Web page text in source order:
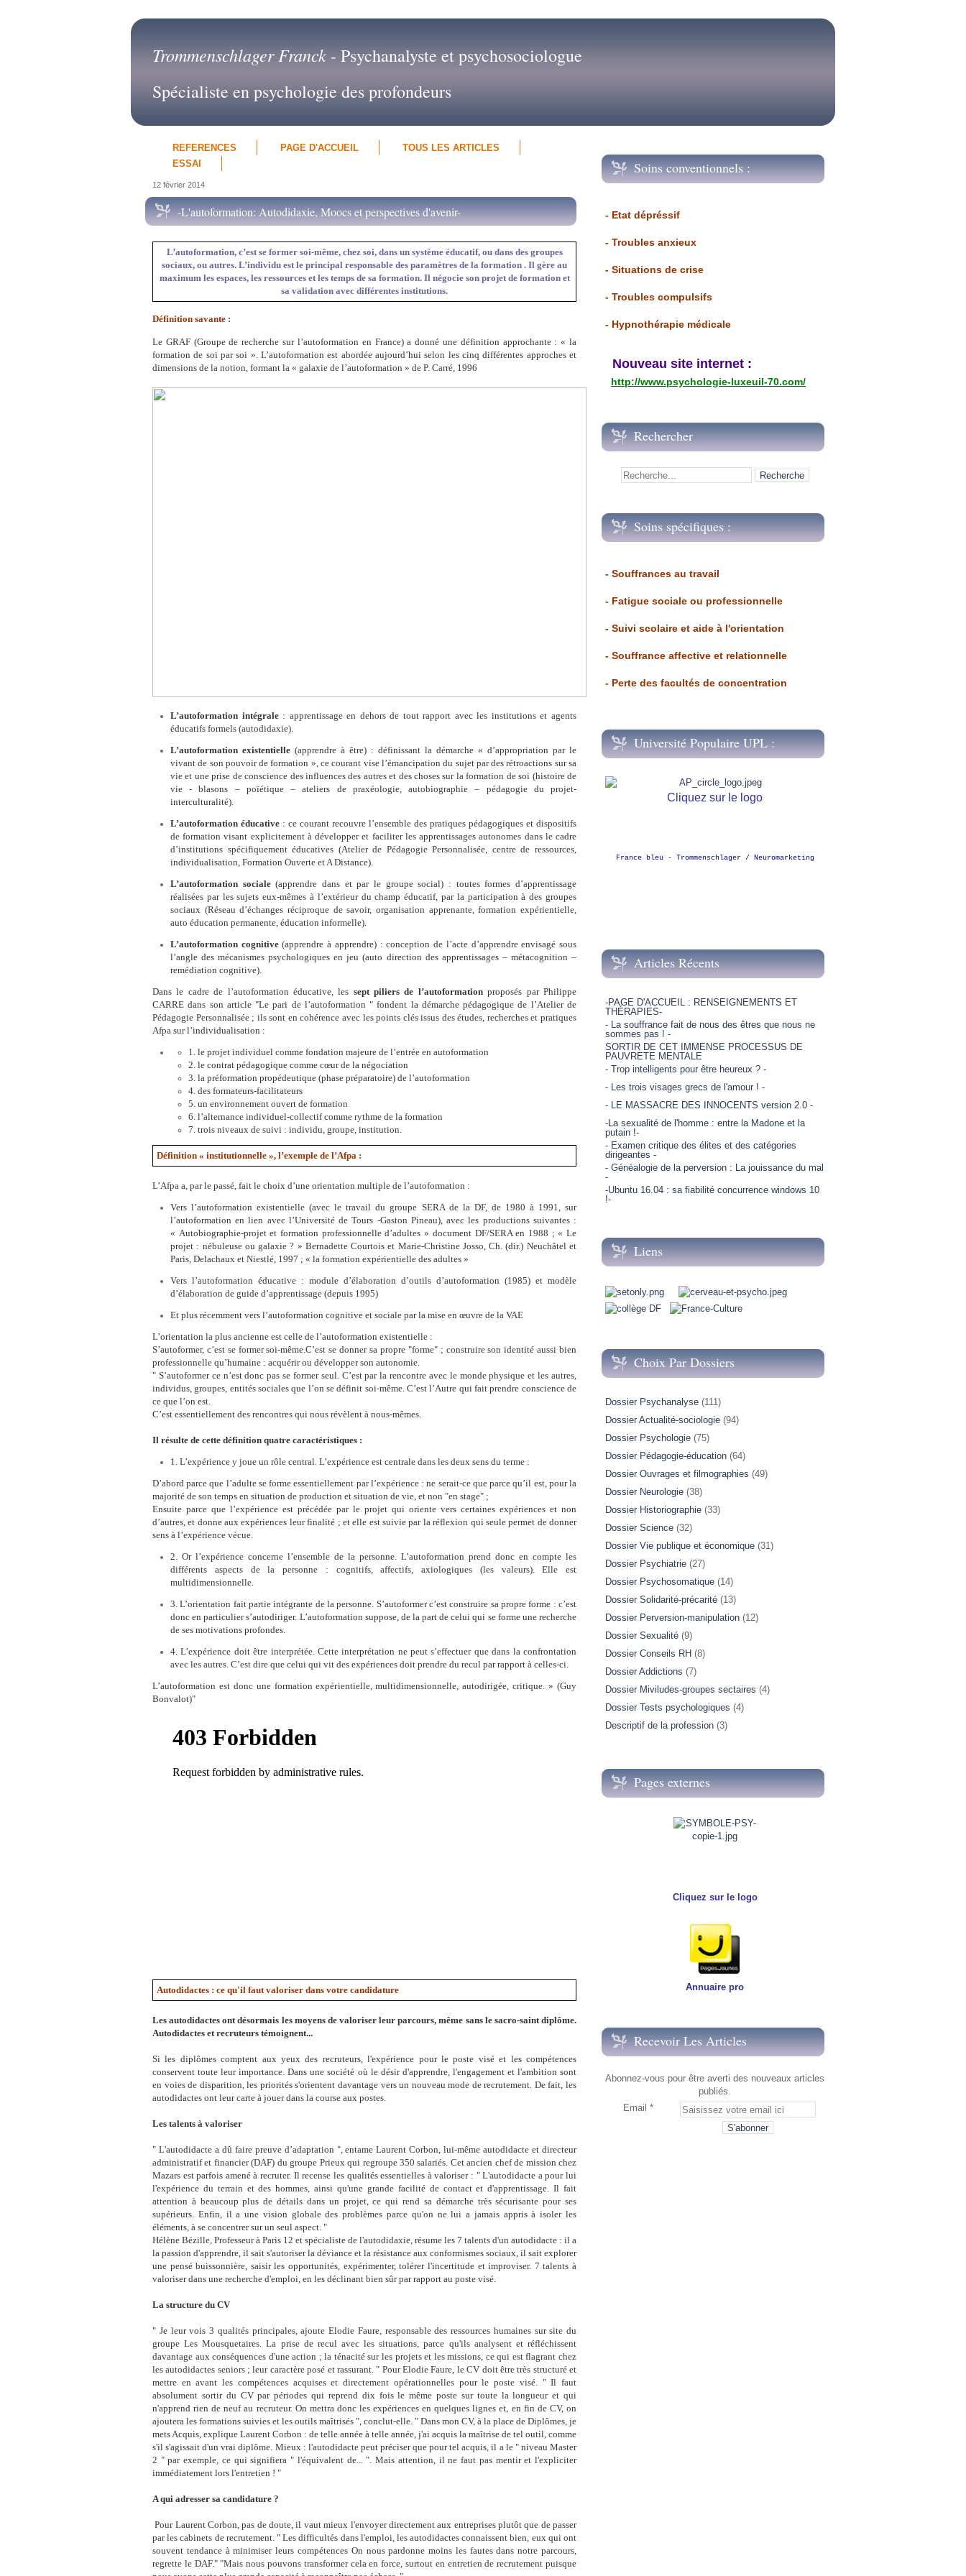
Trommenschlager Franck- Psychanalyste et psychosociologue
Spécialiste en psychologie des profondeurs
REFERENCES PAGE D'ACCUEIL
TOUS LES ARTICLES
ESSAI
12 février 2014
-L'autoformation: Autodidaxie, Moocs et perspectives d'avenir-
L’autoformation, c’est se former soi-même, chez soi, dans un système éducatif, ou dans des groupes
sociaux, ou autres. L’individu est le principal responsable des paramètres de la formation . Il gère au
maximum les espaces, les ressources et les temps de sa formation. Il négocie son projet de formation et
sa validation avec différentes institutions.
Définition savante :
Le GRAF (Groupe de recherche sur l’autoformation en France) a donné une définition approchante : « la
formation de soi par soi ». L’autoformation est abordée aujourd’hui selon les cinq différentes approches et
dimensions de la notion, formant la « galaxie de l’autoformation » de P. Carré, 1996
L’autoformation intégrale: apprentissage en dehors de tout rapport avec les institutions et agents
éducatifs formels (autodidaxie).
L’autoformation existentielle (apprendre à être) : définissant la démarche « d’appropriation par le
vivant de son pouvoir de formation », ce courant vise l’émancipation du sujet par des rétroactions sur sa
vie et une prise de conscience des influences des autres et des choses sur la formation de soi (histoire de
vie - blasons – poïétique – ateliers de praxéologie, autobiographie – pédagogie du projet-
interculturalité).
L’autoformation éducative : ce courant recouvre l’ensemble des pratiques pédagogiques et dispositifs
de formation visant explicitement à développer et faciliter les apprentissages autonomes dans le cadre
d’institutions spécifiquement éducatives (Atelier de Pédagogie Personnalisée, centre de ressources,
individualisation, Formation Ouverte et A Distance).
L’autoformation sociale(apprendre dans et par le groupe social) : toutes formes d’apprentissage
réalisées par les sujets eux-mêmes à l’extérieur du champ éducatif, par la participation à des groupes
sociaux (Réseau d’échanges réciproque de savoir, organisation apprenante, formation expérientielle,
auto éducation permanente, éducation informelle).
L’autoformation cognitive(apprendre à apprendre) : conception de l’acte d’apprendre envisagé sous
l’angle des mécanismes psychologiques en jeu (auto direction des apprentissages – métacognition –
remédiation cognitive).
Dans le cadre de l’autoformation éducative, les sept piliers de l’autoformationproposés par Philippe
CARRE dans son article "Le pari de l’autoformation " fondent la démarche pédagogique de l’Atelier de
Pédagogie Personnalisée ; ils sont en cohérence avec les points clés issus des études, recherches et pratiques
Afpa sur l’individualisation :
1. le projet individuel comme fondation majeure de l’entrée en autoformation
2. le contrat pédagogique comme cœur de la négociation
3. la préformation propédeutique (phase préparatoire) de l’autoformation
4. des formateurs-facilitateurs
5. un environnement ouvert de formation
6. l’alternance individuel-collectif comme rythme de la formation
7. trois niveaux de suivi : individu, groupe, institution.
Définition « institutionnelle », l’exemple de l’Afpa :
L’Afpa a, par le passé, fait le choix d’une orientation multiple de l’autoformation :
Vers l’autoformation existentielle (avec le travail du groupe SERA de la DF, de 1980 à 1991, sur
l’autoformation en lien avec l’Université de Tours -Gaston Pineau), avec les productions suivantes :
« Autobiographie-projet et formation professionnelle d’adultes » document DF/SERA en 1988 ; « Le
projet : nébuleuse ou galaxie ? » Bernadette Courtois et Marie-Christine Josso, Ch. (dir.) Neuchâtel et
Paris, Delachaux et Niestlé, 1997 ; « la formation expérientielle des adultes »
Vers l’autoformation éducative : module d’élaboration d’outils d’autoformation (1985) et modèle
d’élaboration de guide d’apprentissage (depuis 1995)
Et plus récemment vers l’autoformation cognitive et sociale par la mise en œuvre de la VAE
L’orientation la plus ancienne est celle de l’autoformation existentielle :
S’autoformer, c’est se former soi-même.C’est se donner sa propre "forme" ; construire son identité aussi bien
professionnelle qu’humaine : acquérir ou développer son autonomie.
" S’autoformer ce n’est donc pas se former seul. C’est par la rencontre avec le monde physique et les autres,
individus, groupes, entités sociales que l’on se définit soi-même. C’est l’Autre qui fait prendre conscience de
ce que l’on est.
C’est essentiellement des rencontres qui nous révèlent à nous-mêmes.
Il résulte de cette définition quatre caractéristiques :
1. L’expérience y joue un rôle central. L’expérience est centrale dans les deux sens du terme :
D’abord parce que l’adulte se forme essentiellement par l’expérience : ne serait-ce que parce qu’il est, pour la
majorité de son temps en situation de production et situation de vie, et non "en stage" ;
Ensuite parce que l’expérience est précédée par le projet qui oriente vers certaines expériences et non
d’autres, et donne aux expériences leur finalité ; et elle est suivie par la réflexion qui seule permet de donner
sens à l’expérience vécue.
2. Or l’expérience concerne l’ensemble de la personne. L’autoformation prend donc en compte les
différents aspects de la personne : cognitifs, affectifs, axiologiques (les valeurs). Elle est
multidimensionnelle.
3. L’orientation fait partie intégrante de la personne. S’autoformer c’est construire sa propre forme : c’est
donc en particulier s’autodiriger. L’autoformation suppose, de la part de celui qui se forme une recherche
de ses motivations profondes.
4. L’expérience doit être interprétée. Cette interprétation ne peut s’effectuer que dans la confrontation
avec les autres. C’est dire que celui qui vit des expériences doit prendre du recul par rapport à celles-ci.
L’autoformation est donc une formation expérientielle, multidimensionnelle, autodirigée, critique. » (Guy
Bonvalot)"
Autodidactes : ce qu'il faut valoriser dans votre candidature
Les autodidactes ont désormais les moyens de valoriser leur parcours, même sans le sacro-saint diplôme.
Autodidactes et recruteurs témoignent...
Si les diplômes comptent aux yeux des recruteurs, l'expérience pour le poste visé et les compétences
conservent toute leur importance. Dans une société où le désir d'apprendre, l'engagement et l'ambition sont
en voies de disparition, les priorités s'orientent davantage vers un nouveau mode de recrutement. De fait, les
autodidactes ont leur carte à jouer dans la course aux postes.
Les talents à valoriser
" L'autodidacte a dû faire preuve d’adaptation ", entame Laurent Corbon, lui-même autodidacte et directeur
administratif et financier (DAF) du groupe Prieux qui regroupe 350 salariés. Cet ancien chef de mission chez
Mazars est parfois amené à recruter. Il recense les qualités essentielles à valoriser : " L'autodidacte a pour lui
l'expérience du terrain et des hommes, ainsi qu'une grande facilité de contact et d'apprentissage. Il fait
attention à beaucoup plus de détails dans un projet, ce qui rend sa démarche très sécurisante pour ses
supérieurs. Enfin, il a une vision globale des problèmes parce qu'on ne lui a jamais appris à isoler les
éléments, à se concentrer sur un seul aspect. "
Hélène Bézille, Professeur à Paris 12 et spécialiste de l'autodidaxie, résume les 7 talents d'un autodidacte : il a
la passion d'apprendre, il sait s'autoriser la déviance et la résistance aux conformismes sociaux, il sait explorer
une pensé buissonnière, saisir les opportunités, expérimenter, tolérer l'incertitude et improviser. 7 talents à
valoriser dans une recherche d'emploi, en les déclinant bien sûr par rapport au poste visé.
La structure du CV
" Je leur vois 3 qualités principales, ajoute Elodie Faure, responsable des ressources humaines sur site du
groupe Les Mousquetaires. La prise de recul avec les situations, parce qu'ils analysent et réfléchissent
davantage aux conséquences d'une action ; la ténacité sur les projets et les missions, ce qui est flagrant chez
les autodidactes seniors ; leur caractère posé et rassurant. " Pour Elodie Faure, le CV doit être très structuré et
mettre en avant les compétences acquises et directement opérationnelles pour le poste visé. " Il faut
absolument sortir du CV par périodes qui reprend dix fois le même poste sur toute la longueur et qui
n'apprend rien de neuf au recruteur. On mettra donc les expériences en quelques lignes et, en fin de CV, on
ajoutera les formations suivies et les outils maîtrisés ", conclut-elle. " Dans mon CV, à la place de Diplômes, je
mets Acquis, explique Laurent Corbon : de telle année à telle année, j'ai acquis la maîtrise de tel outil, comme
s'il s'agissait d'un vrai diplôme. Mieux : l'autodidacte peut préciser que pour tel acquis, il a le " niveau Master
2 " par exemple, ce qui signifiera " l'équivalent de... ". Mais attention, il ne faut pas mentir et l'expliciter
immédiatement lors l'entretien ! "
A qui adresser sa candidature ?
Pour Laurent Corbon, pas de doute, il vaut mieux l'envoyer directement aux entreprises plutôt que de passer
par les cabinets de recrutement. " Les difficultés dans l'emploi, les autodidactes connaissent bien, eux qui ont
souvent tendance à minimiser leurs compétences On nous pardonne moins les fautes dans notre parcours,
regrette le DAF." "Mais nous pouvons transformer cela en force, surtout en entretien de recrutement puisque
Soins conventionnels :
- Etat dépréssif
- Troubles anxieux
- Situations de crise
- Troubles compulsifs
- Hypnothérapie médicale
Nouveau site internet :
http://www.psychologie-luxeuil-70.com/
Rechercher
Soins spécifiques :
- Souffrances au travail
- Fatigue sociale ou professionnelle
- Suivi scolaire et aide à l'orientation
- Souffrance affective et relationnelle
- Perte des facultés de concentration
Université Populaire UPL :
Cliquez sur le logo
France bleu - Trommenschlager / Neuromarketing
Articles Récents
-PAGE D'ACCUEIL : RENSEIGNEMENTS ET
THÉRAPIES-
- La souffrance fait de nous des êtres que nous ne
sommes pas ! -
SORTIR DE CET IMMENSE PROCESSUS DE
PAUVRETE MENTALE
- Trop intelligents pour être heureux ? -
- Les trois visages grecs de l'amour ! -
- LE MASSACRE DES INNOCENTS version 2.0 -
-La sexualité de l'homme : entre la Madone et la
putain !-
- Examen critique des élites et des catégories
dirigeantes -
- Généalogie de la perversion : La jouissance du mal
-
-Ubuntu 16.04 : sa fiabilité concurrence windows 10
!-
Liens
Choix Par Dossiers
Dossier Psychanalyse (111)
Dossier Actualité-sociologie (94)
Dossier Psychologie (75)
Dossier Pédagogie-éducation (64)
Dossier Ouvrages et filmographies (49)
Dossier Neurologie (38)
Dossier Historiographie (33)
Dossier Science (32)
Dossier Vie publique et économique (31)
Dossier Psychiatrie (27)
Dossier Psychosomatique (14)
Dossier Solidarité-précarité (13)
Dossier Perversion-manipulation (12)
Dossier Sexualité (9)
Dossier Conseils RH (8)
Dossier Addictions (7)
Dossier Miviludes-groupes sectaires (4)
Dossier Tests psychologiques (4)
Descriptif de la profession (3)
Pages externes
Cliquez sur le logo
Annuaire pro
Recevoir Les Articles
Abonnez-vous pour être averti des nouveaux articles
publiés.
Email